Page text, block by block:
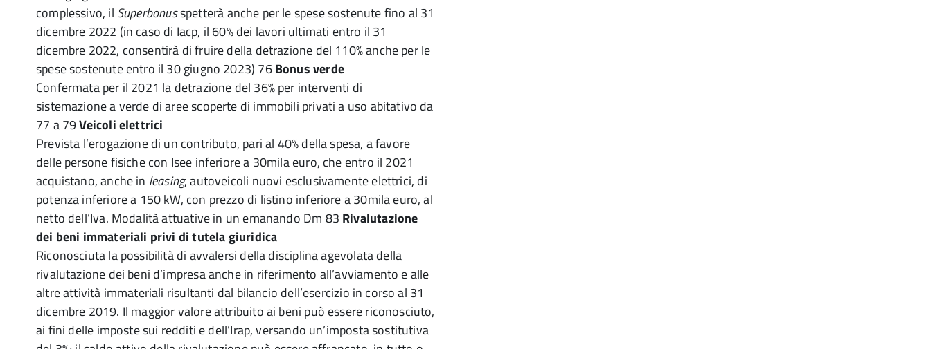
complessivo, il Superbonusspetterà anche per le spese sostenute fino al 31
dicembre 2022 (in caso di Iacp, il 60% dei lavori ultimati entro il 31
dicembre 2022, consentirà di fruire della detrazione del 110% anche per le
spese sostenute entro il 30 giugno 2023) 76Bonus verde
Confermata per il 2021 la detrazione del 36% per interventi di
sistemazione a verde di aree scoperte di immobili privati a uso abitativo da
77 a 79Veicoli elettrici
Prevista l’erogazione di un contributo, pari al 40% della spesa, a favore
delle persone fisiche con Isee inferiore a 30mila euro, che entro il 2021
acquistano, anche in leasing, autoveicoli nuovi esclusivamente elettrici, di
potenza inferiore a 150 kW, con prezzo di listino inferiore a 30mila euro, al
netto dell’Iva. Modalità attuative in un emanando Dm 83 Rivalutazione
dei beni immateriali privi di tutela giuridica
Riconosciuta la possibilità di avvalersi della disciplina agevolata della
rivalutazione dei beni d’impresa anche in riferimento all’avviamento e alle
altre attività immateriali risultanti dal bilancio dell’esercizio in corso al 31
dicembre 2019. Il maggior valore attribuito ai beni può essere riconosciuto,
ai fini delle imposte sui redditi e dell’Irap, versando un’imposta sostitutiva